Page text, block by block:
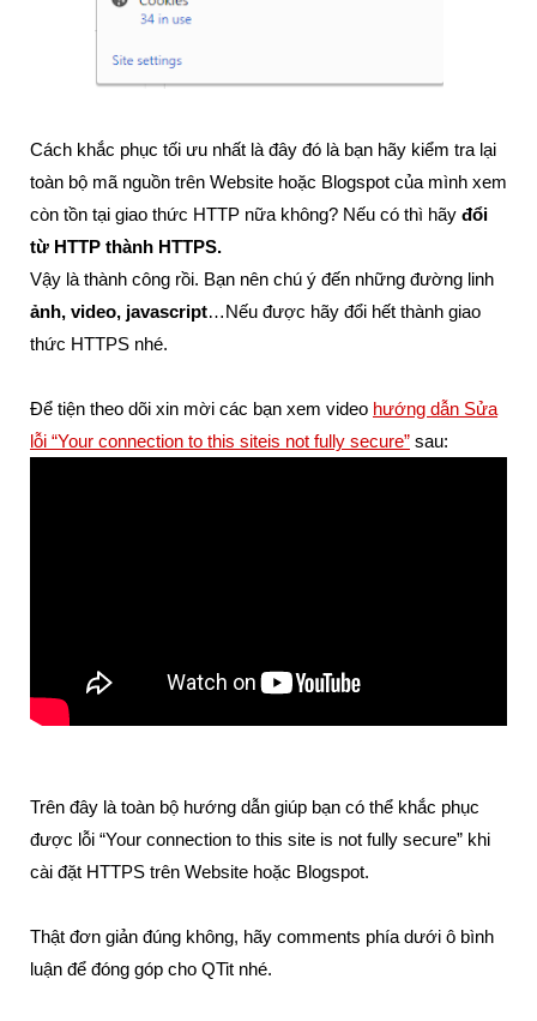
Cách khắc phục tối ưu nhất là đây đó là bạn hãy kiểm tra lại
toàn bộ mã nguồn trên Website hoặc Blogspot của mình xem
còn tồn tại giao thức HTTP nữa không? Nếu có thì hãy đổi
từ HTTP thành HTTPS.
Vậy là thành công rồi. Bạn nên chú ý đến những đường linh
ảnh, video, javascript…Nếu được hãy đổi hết thành giao
thức HTTPS nhé.
Để tiện theo dõi xin mời các bạn xem video hướng dẫn Sửa
lỗi “Your connection to this siteis not fully secure” sau:
Trên đây là toàn bộ hướng dẫn giúp bạn có thể khắc phục
được lỗi “Your connection to this site is not fully secure” khi
cài đặt HTTPS trên Website hoặc Blogspot.
Thật đơn giản đúng không, hãy comments phía dưới ô bình
luận để đóng góp cho QTit nhé.